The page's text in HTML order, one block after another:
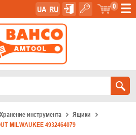
0
UA RU
Хранение инструмента
Ящики
MILWAUKEE 4932464079